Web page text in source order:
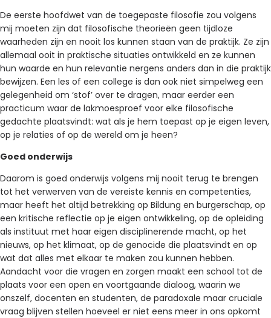
De eerste hoofdwet van de toegepaste filosofie zou volgens
mij moeten zijn dat filosofische theorieën geen tijdloze
waarheden zijn en nooit los kunnen staan van de praktijk. Ze zijn
allemaal ooit in praktische situaties ontwikkeld en ze kunnen
hun waarde en hun relevantie nergens anders dan in die praktijk
bewijzen. Een les of een college is dan ook niet simpelweg een
gelegenheid om ‘stof’ over te dragen, maar eerder een
practicum waar de lakmoesproef voor elke filosofische
gedachte plaatsvindt: wat als je hem toepast op je eigen leven,
op je relaties of op de wereld om je heen?
Goed onderwijs
Daarom is goed onderwijs volgens mij nooit terug te brengen
tot het verwerven van de vereiste kennis en competenties,
maar heeft het altijd betrekking op Bildung en burgerschap, op
een kritische reflectie op je eigen ontwikkeling, op de opleiding
als instituut met haar eigen disciplinerende macht, op het
nieuws, op het klimaat, op de genocide die plaatsvindt en op
wat dat alles met elkaar te maken zou kunnen hebben.
Aandacht voor die vragen en zorgen maakt een school tot de
plaats voor een open en voortgaande dialoog, waarin we
onszelf, docenten en studenten, de paradoxale maar cruciale
vraag blijven stellen hoeveel er niet eens meer in ons opkomt